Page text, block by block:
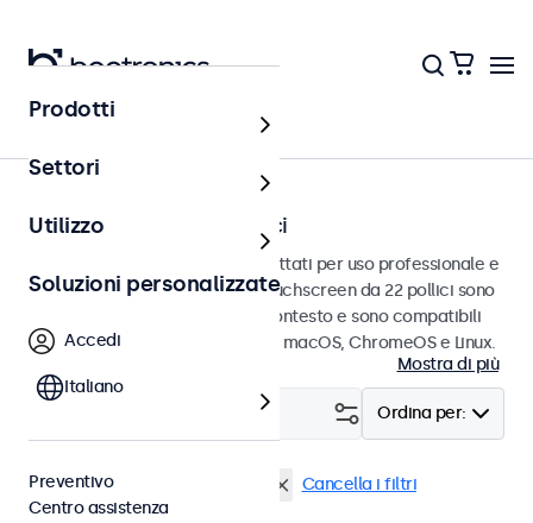
Touchscreen
Touchscreen da 22 pollici
Touchscreen da 22 pollici progettati per uso professionale e
uso continuo. Questi monitor touchscreen da 22 pollici sono
facili da integrare in qualsiasi contesto e sono compatibili
con i sistemi operativi Windows, macOS, ChromeOS e Linux.
Mostra di più
Ordina per:
Touchscreen 22 pollici Cancella i filtri
Prodotti
Settori
Utilizzo
Soluzioni personalizzate
Accedi
Italiano
Preventivo
Centro assistenza